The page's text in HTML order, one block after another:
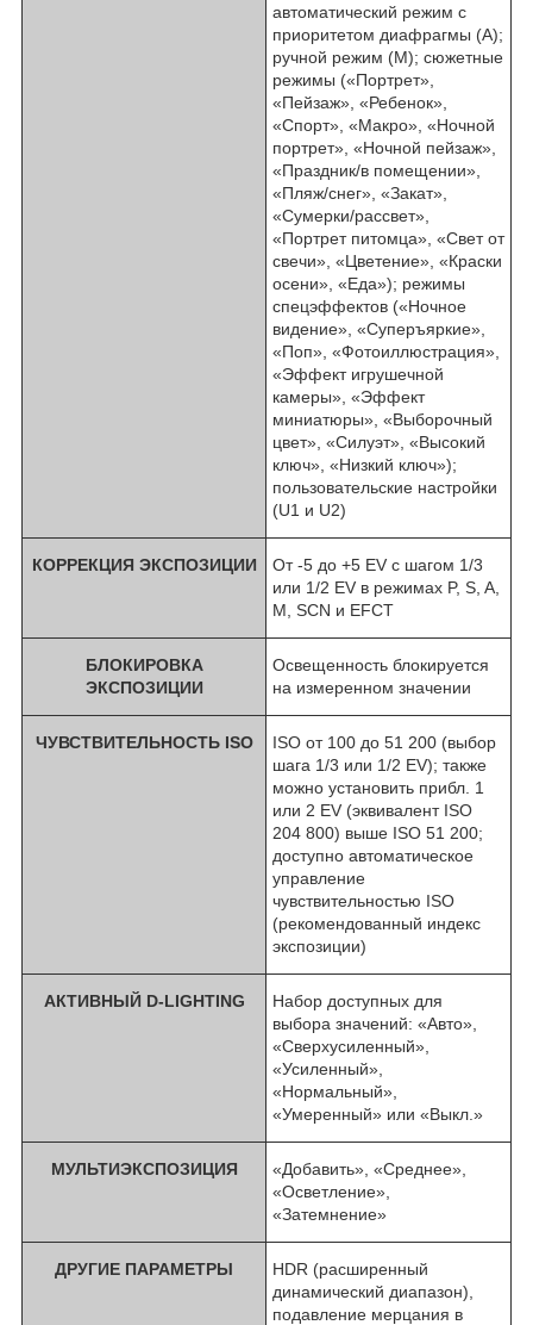
автоматический режим с
приоритетом диафрагмы (A);
ручной режим (M); сюжетные
режимы («Портрет»,
«Пейзаж», «Ребенок»,
«Спорт», «Макро», «Ночной
портрет», «Ночной пейзаж»,
«Праздник/в помещении»,
«Пляж/снег», «Закат»,
«Сумерки/рассвет»,
«Портрет питомца», «Свет от
свечи», «Цветение», «Краски
осени», «Еда»); режимы
спецэффектов («Ночное
видение», «Суперъяркие»,
«Поп», «Фотоиллюстрация»,
«Эффект игрушечной
камеры», «Эффект
миниатюры», «Выборочный
цвет», «Силуэт», «Высокий
ключ», «Низкий ключ»);
пользовательские настройки
(U1 и U2)
КОРРЕКЦИЯ ЭКСПОЗИЦИИ
От -5 до +5 EV с шагом 1/3
или 1/2 EV в режимах P, S, A,
M, SCN и EFCT
БЛОКИРОВКА
ЭКСПОЗИЦИИ
Освещенность блокируется
на измеренном значении
ЧУВСТВИТЕЛЬНОСТЬ ISO
ISO от 100 до 51 200 (выбор
шага 1/3 или 1/2 EV); также
можно установить прибл. 1
или 2 EV (эквивалент ISO
204 800) выше ISO 51 200;
доступно автоматическое
управление
чувствительностью ISO
(рекомендованный индекс
экспозиции)
АКТИВНЫЙ D-LIGHTING
Набор доступных для
выбора значений: «Авто»,
«Сверхусиленный»,
«Усиленный»,
«Нормальный»,
«Умеренный» или «Выкл.»
МУЛЬТИЭКСПОЗИЦИЯ
«Добавить», «Среднее»,
«Осветление»,
«Затемнение»
ДРУГИЕ ПАРАМЕТРЫ
HDR (расширенный
динамический диапазон),
подавление мерцания в